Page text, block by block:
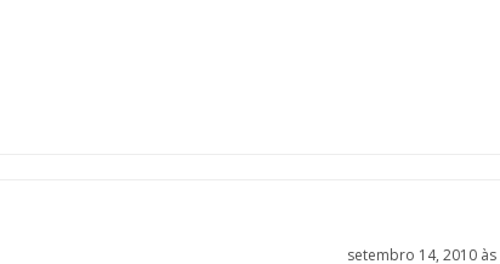
setembro 14, 2010 às